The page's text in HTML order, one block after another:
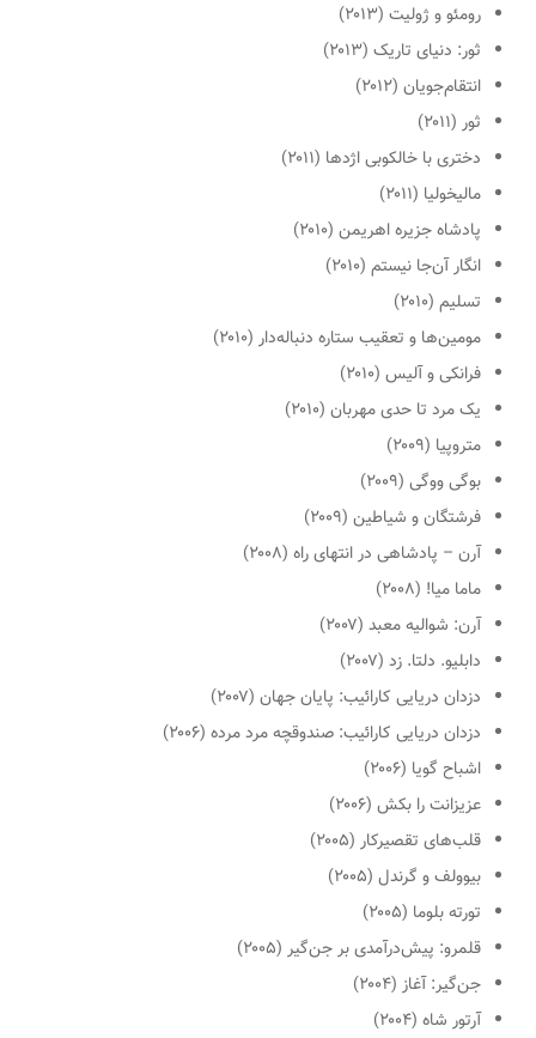
رومئو و ژولیت (۲۰۱۳)
ثور: دنیای تاریک (۲۰۱۳)
انتقام‌جویان (۲۰۱۲)
ثور (۲۰۱۱)
دختری با خالکوبی اژدها (۲۰۱۱)
مالیخولیا (۲۰۱۱)
پادشاه جزیره اهریمن (۲۰۱۰)
انگار آن‌جا نیستم (۲۰۱۰)
تسلیم (۲۰۱۰)
مومین‌ها و تعقیب ستاره دنباله‌دار (۲۰۱۰)
فرانکی و آلیس (۲۰۱۰)
یک مرد تا حدی مهربان (۲۰۱۰)
متروپیا (۲۰۰۹)
بوگی ووگی (۲۰۰۹)
فرشتگان و شیاطین (۲۰۰۹)
آرن – پادشاهی در انتهای راه (۲۰۰۸)
ماما میا! (۲۰۰۸)
آرن: شوالیه معبد (۲۰۰۷)
دابلیو. دلتا. زد (۲۰۰۷)
دزدان دریایی کارائیب: پایان جهان (۲۰۰۷)
دزدان دریایی کارائیب: صندوقچه مرد مرده (۲۰۰۶)
اشباح گویا (۲۰۰۶)
عزیزانت را بکش (۲۰۰۶)
قلب‌های تقصیرکار (۲۰۰۵)
بیوولف و گرندل (۲۰۰۵)
تورته بلوما (۲۰۰۵)
قلمرو: پیش‌درآمدی بر جن‌گیر (۲۰۰۵)
جن‌گیر: آغاز (۲۰۰۴)
آرتور شاه (۲۰۰۴)